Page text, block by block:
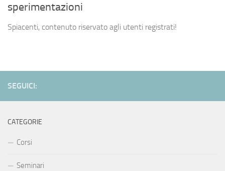
sperimentazioni
Spiacenti, contenuto riservato agli utenti registrati!
SEGUICI:
CATEGORIE
Corsi
Seminari